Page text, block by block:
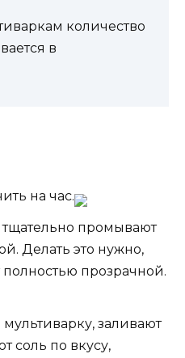
количество
в
на час.
промывают
Делать это нужно,
полностью прозрачной.
заливают
соль по вкусу,